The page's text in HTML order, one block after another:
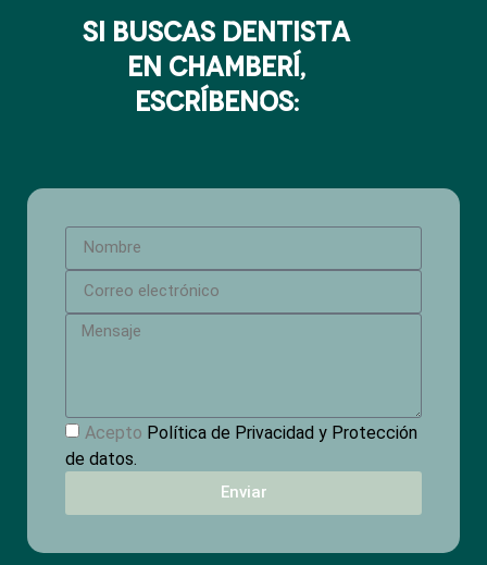
si buscas dentista
en chamberí,
escríbenos:
Acepto Política de Privacidad y Protección
de datos.
Enviar